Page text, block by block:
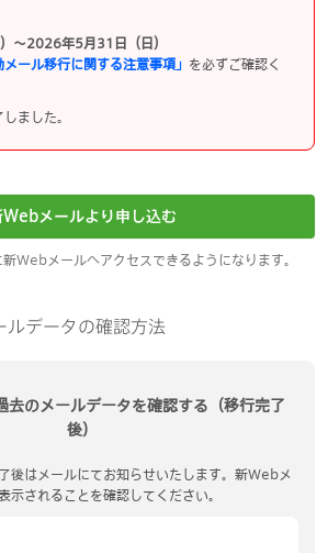
～2026年5月31日（日）
メール移行に関する注意事項」 を必ずご確認く
ました。
Webメールより申し込む
Webメールへアクセスできるようになります。
ルデータの確認方法
のメールデータを確認する（移行完了
後）
後はメールにてお知らせいたします。新Webメ
示されることを確認してください。